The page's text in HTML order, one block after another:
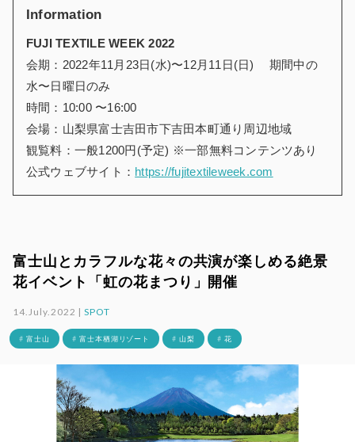
Information
FUJI TEXTILE WEEK 2022
会期：2022年11月23日(水)〜12月11日(日) 期間中の
水〜日曜日のみ
時間：10:00 〜16:00
会場：山梨県富士吉田市下吉田本町通り周辺地域
観覧料：一般1200円(予定) ※一部無料コンテンツあり
公式ウェブサイト： https://fujitextileweek.com
富士山とカラフルな花々の共演が楽しめる絶景
花イベント「虹の花まつり」開催
14.July.2022 |SPOT
# 富士山 # 富士本栖湖リゾート # 山梨 # 花